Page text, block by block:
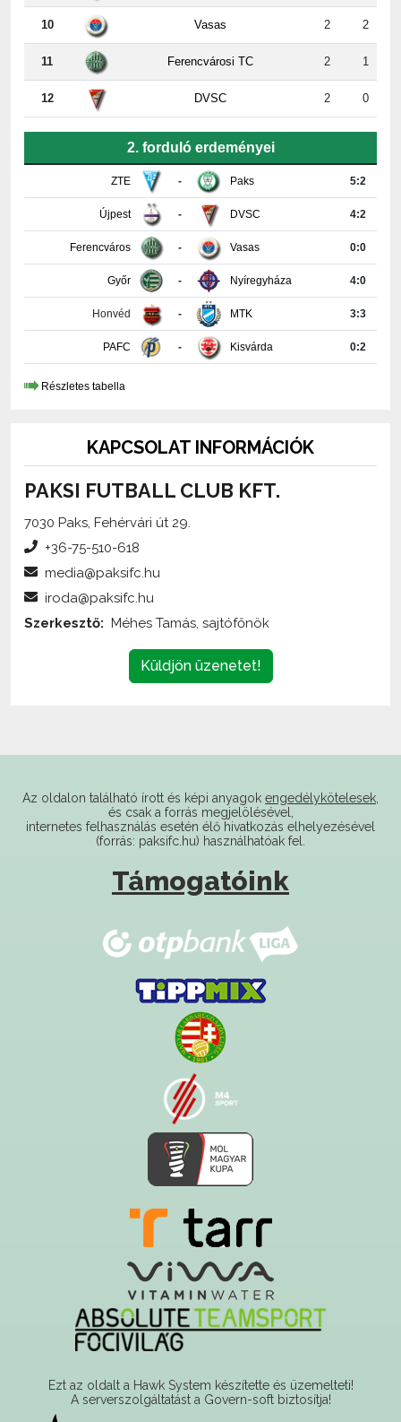
10 Vasas 2 2
11 Ferencvárosi TC 2 1
12 DVSC 2 0
2. forduló erdeményei
ZTE - Paks 5:2
Újpest - DVSC 4:2
Ferencváros - Vasas 0:0
Győr - Nyíregyháza 4:0
Honvéd - MTK 3:3
PAFC - Kisvárda 0:2
Részletes tabella
KAPCSOLAT INFORMÁCIÓK
PAKSI FUTBALL CLUB KFT.
7030 Paks, Fehérvári út 29.
+36-75-510-618
media@paksifc.hu
iroda@paksifc.hu
Szerkesztő: Méhes Tamás, sajtófőnök
Küldjön üzenetet!
Az oldalon található írott és képi anyagok engedélykötelesek
és csak a forrás megjelölésével,
internetes felhasználás esetén élő hivatkozás elhelyezésével
(forrás: paksifc.hu) használhatóak fel.
Támogatóink
Ezt az oldalt a Hawk System készítette és üzemelteti!
A serverszolgáltatást a Govern-soft biztosítja!